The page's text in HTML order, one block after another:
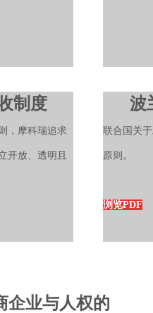
制度 波
，摩科瑞追求
开放、透明且
联合国关
原则。
浏览PDF
企业与人权的